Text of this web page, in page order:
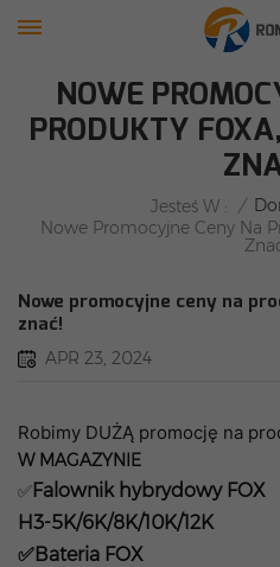
NOWE
PRODUKTY
Jesteś W : /
Nowe Promocyjne Ceny Na
Nowe promocyjne ceny na
znać!
APR 23, 2024
Robimy DUŻĄ promocję na
W MAGAZYNIE
✅Falownik hybrydowy FOX
H3-5K/6K/8K/10K/12K
✅Bateria FOX